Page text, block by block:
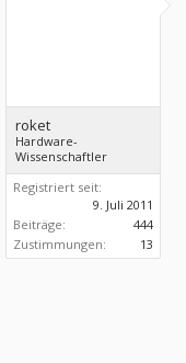
roket
Hardware-
Wissenschaftler
Registriert seit:
9. Juli 2011
Beiträge:
444
Zustimmungen:
13